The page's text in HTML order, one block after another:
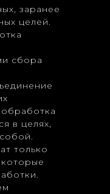
заранее
целей.
сбора
в целях,
только